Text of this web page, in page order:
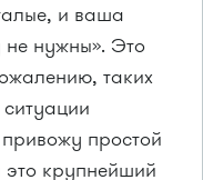
и ваша
нужны». Это
таких
простой
крупнейший